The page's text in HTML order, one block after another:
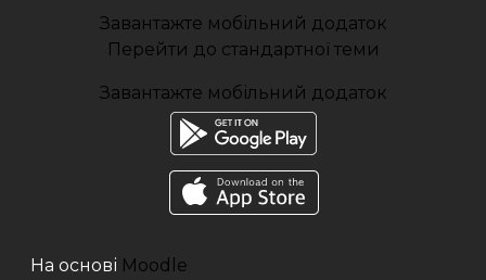
Завантажте мобільний додаток
Перейти до стандартної теми
Завантажте мобільний додаток
На основі Moodle